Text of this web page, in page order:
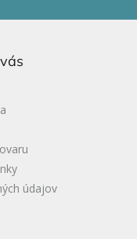
údajov